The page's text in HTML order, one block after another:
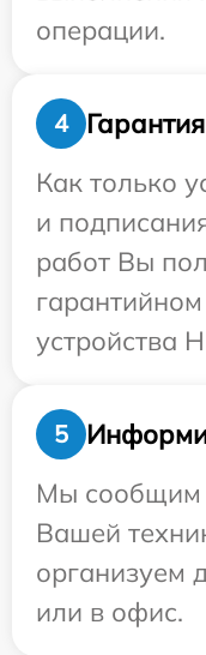
операции.
4
Гарантия
Как только
и
работ Вы
устройства
5
Мы сообщим
Вашей
организуем
или в офис.